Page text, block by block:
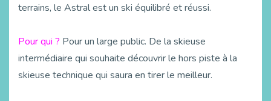
terrains, le Astral est un ski équilibré et réussi.
Pour qui ? Pour un large public. De la skieuse
intermédiaire qui souhaite découvrir le hors piste à la
skieuse technique qui saura en tirer le meilleur.